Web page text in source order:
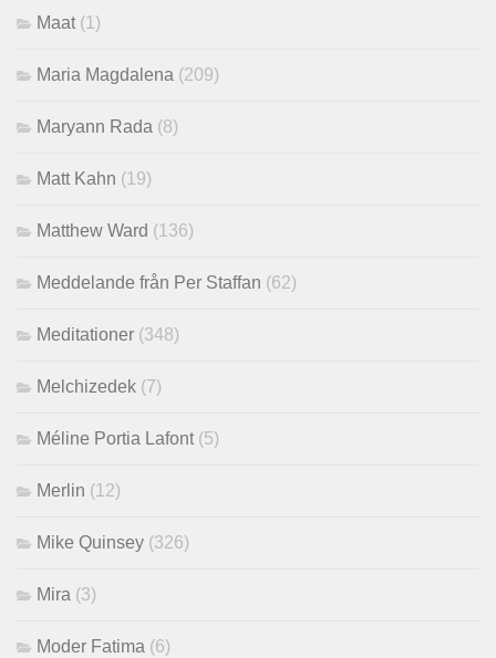
Maat (1)
Maria Magdalena (209)
Maryann Rada (8)
Matt Kahn (19)
Matthew Ward (136)
Meddelande från Per Staffan (62)
Meditationer (348)
Melchizedek (7)
Méline Portia Lafont (5)
Merlin (12)
Mike Quinsey (326)
Mira (3)
Moder Fatima (6)